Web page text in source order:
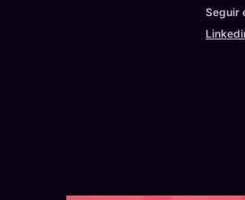
Seguir